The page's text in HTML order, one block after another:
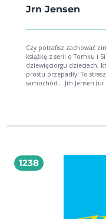
Jrn Jensen
Czy potrafisz zachować
książkę z serii o Tomku i
dziewięciorgu dzieciach,
prostu przepadły! To
samochód... Jrn Jensen (ur. 1946) to niesłychanie produktywny, wielokrotnie
może przyciągnąć
książki są ilustrowane.
1238